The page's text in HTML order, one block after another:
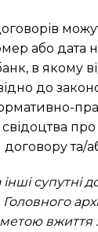
або дата
в якому
до
та/
супутні
метою